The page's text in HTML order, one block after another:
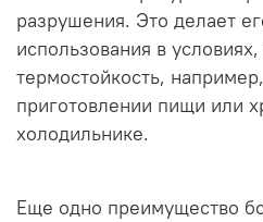
разрушения. Это делает
использования в
термостойкость,
приготовлении пищи или
холодильнике.
Еще одно преимущество